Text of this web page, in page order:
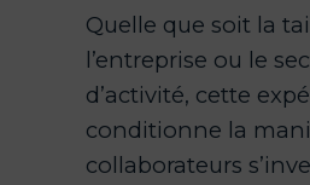
Quelle que soit la
l’entreprise ou le
d’activité, cette
conditionne la
collaborateurs